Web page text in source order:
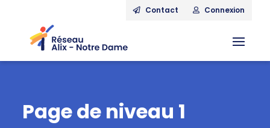
Contact Connexion
Page de niveau 1